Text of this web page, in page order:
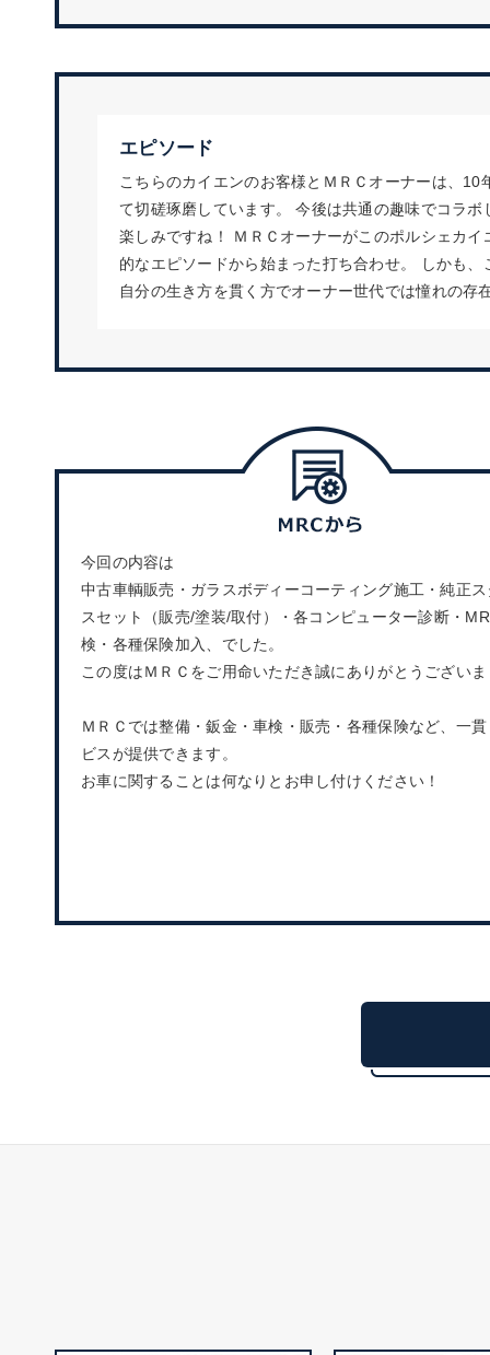
エピソード
こちらのカイエンのお客様とＭＲＣオーナーは、
て切磋琢磨しています。 今後は共通の趣味でコラ
楽しみですね！ ＭＲＣオーナーがこのポルシェカ
的なエピソードから始まった打ち合わせ。 しかも
自分の生き方を貫く方でオーナー世代では憧れの
今回の内容は
中古車輌販売・ガラスボディーコーティング施工・純正
スセット（販売/塗装/取付）・各コンピューター診断・
検・各種保険加入、でした。
この度はＭＲＣをご用命いただき誠にありがとうござい
ＭＲＣでは整備・鈑金・車検・販売・各種保険など、一
ビスが提供できます。
お車に関することは何なりとお申し付けください！